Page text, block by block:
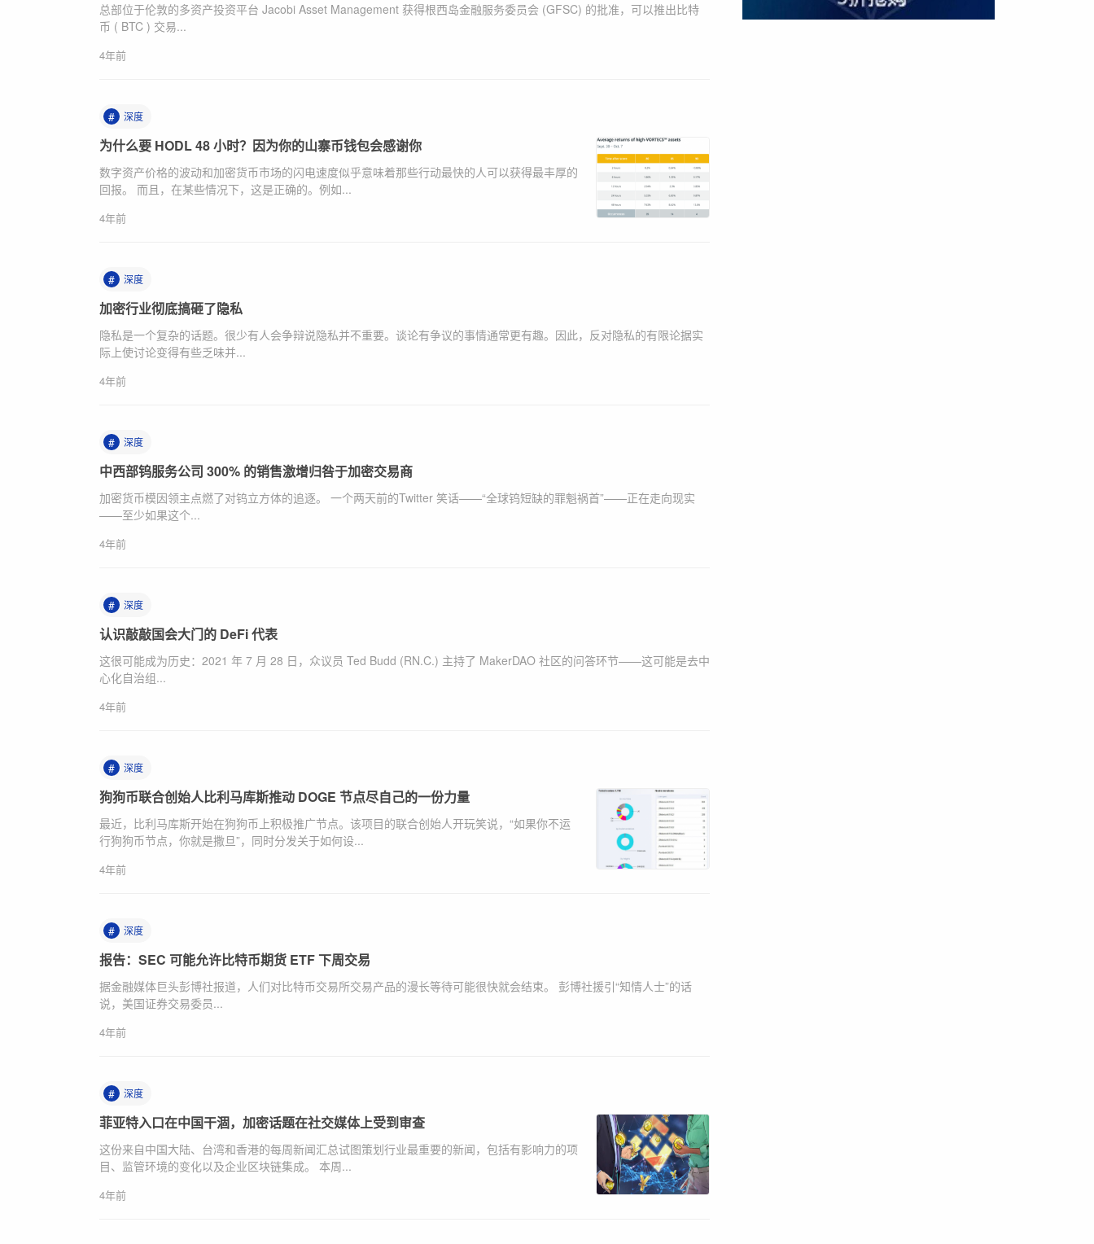
总部位于伦敦的多资产投资平台 Jacobi Asset Management 获得根西岛金融服务委员会 (GFSC) 的批准，可以推出比特
币 ( BTC ) 交易...
4年前
# 深度
为什么要 HODL 48 小时？因为你的山寨币钱包会感谢你
数字资产价格的波动和加密货币市场的闪电速度似乎意味着那些行动最快的人可以获得最丰厚的
回报。 而且，在某些情况下，这是正确的。例如...
4年前
# 深度
加密行业彻底搞砸了隐私
隐私是一个复杂的话题。很少有人会争辩说隐私并不重要。谈论有争议的事情通常更有趣。因此，反对隐私的有限论据实
际上使讨论变得有些乏味并...
4年前
# 深度
中西部钨服务公司 300% 的销售激增归咎于加密交易商
加密货币模因领主点燃了对钨立方体的追逐。 一个两天前的Twitter 笑话——“全球钨短缺的罪魁祸首”——正在走向现实
——至少如果这个...
4年前
# 深度
认识敲敲国会大门的 DeFi 代表
这很可能成为历史：2021 年 7 月 28 日，众议员 Ted Budd (RN.C.) 主持了 MakerDAO 社区的问答环节——这可能是去中
心化自治组...
4年前
# 深度
狗狗币联合创始人比利马库斯推动 DOGE 节点尽自己的一份力量
最近，比利马库斯开始在狗狗币上积极推广节点。该项目的联合创始人开玩笑说，“如果你不运
行狗狗币节点，你就是撒旦”，同时分发关于如何设...
4年前
# 深度
报告：SEC 可能允许比特币期货 ETF 下周交易
据金融媒体巨头彭博社报道，人们对比特币交易所交易产品的漫长等待可能很快就会结束。 彭博社援引“知情人士”的话
说，美国证券交易委员...
4年前
# 深度
菲亚特入口在中国干涸，加密话题在社交媒体上受到审查
这份来自中国大陆、台湾和香港的每周新闻汇总试图策划行业最重要的新闻，包括有影响力的项
目、监管环境的变化以及企业区块链集成。 本周...
4年前